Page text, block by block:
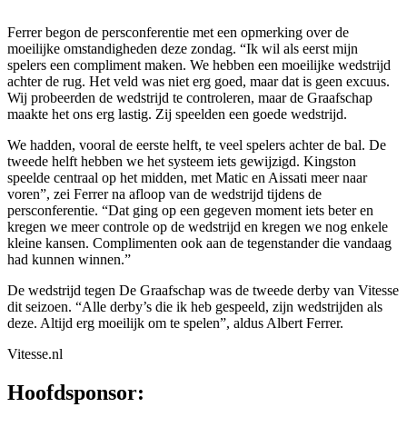
Ferrer begon de persconferentie met een opmerking over de
moeilijke omstandigheden deze zondag. “Ik wil als eerst mijn
spelers een compliment maken. We hebben een moeilijke wedstrijd
achter de rug. Het veld was niet erg goed, maar dat is geen excuus.
Wij probeerden de wedstrijd te controleren, maar de Graafschap
maakte het ons erg lastig. Zij speelden een goede wedstrijd.
We hadden, vooral de eerste helft, te veel spelers achter de bal. De
tweede helft hebben we het systeem iets gewijzigd. Kingston
speelde centraal op het midden, met Matic en Aissati meer naar
voren”, zei Ferrer na afloop van de wedstrijd tijdens de
persconferentie. “Dat ging op een gegeven moment iets beter en
kregen we meer controle op de wedstrijd en kregen we nog enkele
kleine kansen. Complimenten ook aan de tegenstander die vandaag
had kunnen winnen.”
De wedstrijd tegen De Graafschap was de tweede derby van Vitesse
dit seizoen. “Alle derby’s die ik heb gespeeld, zijn wedstrijden als
deze. Altijd erg moeilijk om te spelen”, aldus Albert Ferrer.
Vitesse.nl
Hoofdsponsor: